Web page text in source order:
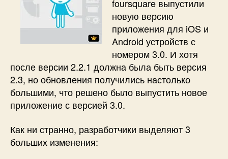
foursquare выпустили
новую версию
приложения для iOS и
Android устройств с
номером 3.0. И хотя
после версии 2.2.1 должна была быть версия
2.3, но обновления получились настолько
большими, что решено было выпустить новое
приложение с версией 3.0.
Как ни странно, разработчики выделяют 3
больших изменения: